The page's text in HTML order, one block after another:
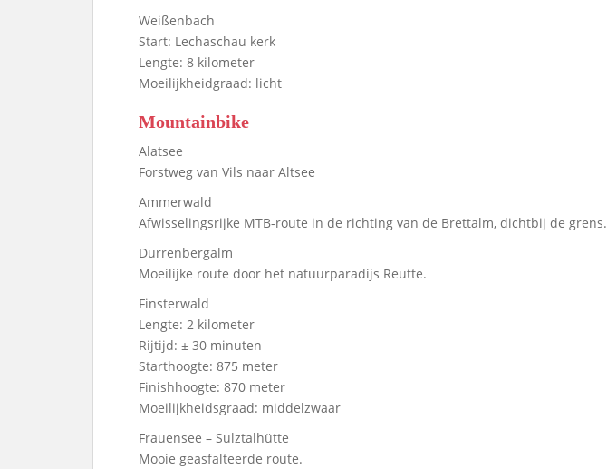
Weißenbach
Start: Lechaschau kerk
Lengte: 8 kilometer
Moeilijkheidgraad: licht
Mountainbike
Alatsee
Forstweg van Vils naar Altsee
Ammerwald
Afwisselingsrijke MTB-route in de richting van de Brettalm, dichtbij de grens.
Dürrenbergalm
Moeilijke route door het natuurparadijs Reutte.
Finsterwald
Lengte: 2 kilometer
Rijtijd: ± 30 minuten
Starthoogte: 875 meter
Finishhoogte: 870 meter
Moeilijkheidsgraad: middelzwaar
Frauensee – Sulztalhütte
Mooie geasfalteerde route.